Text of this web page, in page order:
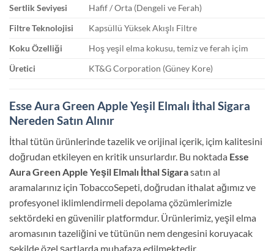
Sertlik Seviyesi
Hafif / Orta (Dengeli ve Ferah)
Filtre Teknolojisi
Kapsüllü Yüksek Akışlı Filtre
Koku Özelliği
Hoş yeşil elma kokusu, temiz ve ferah içim
Üretici
KT&G Corporation (Güney Kore)
Esse Aura Green Apple Yeşil Elmalı İthal Sigara
Nereden Satın Alınır
İthal tütün ürünlerinde tazelik ve orijinal içerik, içim kalitesini
doğrudan etkileyen en kritik unsurlardır. Bu noktada Esse
Aura Green Apple Yeşil Elmalı İthal Sigarasatın al
aramalarınız için TobaccoSepeti, doğrudan ithalat ağımız ve
profesyonel iklimlendirmeli depolama çözümlerimizle
sektördeki en güvenilir platformdur. Ürünlerimiz, yeşil elma
aromasının tazeliğini ve tütünün nem dengesini koruyacak
şekilde özel şartlarda muhafaza edilmektedir.